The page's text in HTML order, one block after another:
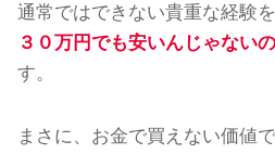
通常ではできない貴重な経験
３０万円でも安いんじゃないの
す。
まさに、お金で買えない価値